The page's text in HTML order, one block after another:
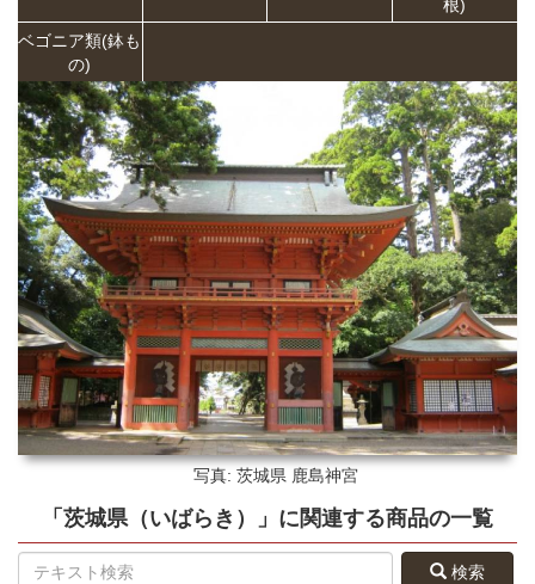
根)
ベゴニア類(鉢も
の)
写真: 茨城県 鹿島神宮
「茨城県（いばらき）」 に関連する商品の一覧
検索